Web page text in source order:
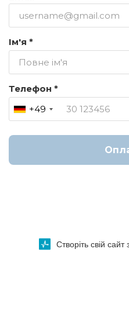
Ім'я *
Телефон *
+49
Створіть свій